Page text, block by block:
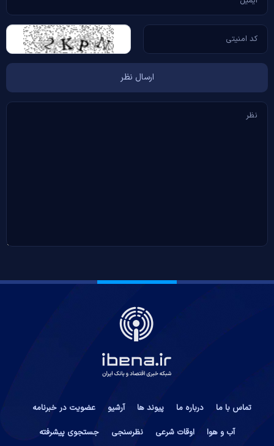
تماس با ما درباره ما پیوند ها آرشیو
عضویت در خبرنامه
آب و هوا
اوقات شرعی نظرسنجی جستجوی پیشرفته